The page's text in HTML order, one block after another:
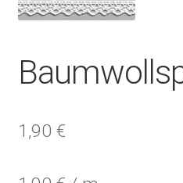
Termine
Handarbeiten-Käß-Shop
1,90 €